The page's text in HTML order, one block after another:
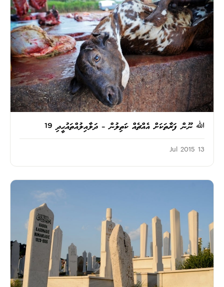
ﷲ ނޫން ފަރާތަކަށް އެއްޗެއް ކަތިލުން – ދަލާއިލުއްތައުޙީދި 19
13 Jul 2015